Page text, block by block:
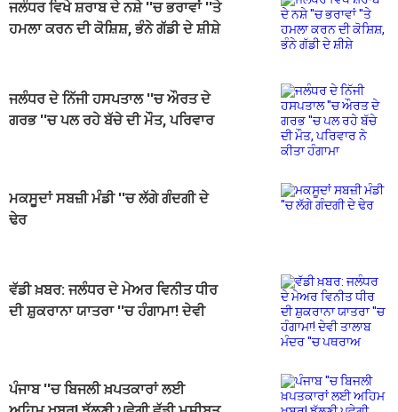
ਜਲੰਧਰ ਵਿਖੇ ਸ਼ਰਾਬ ਦੇ ਨਸ਼ੇ ''ਚ ਭਰਾਵਾਂ ''ਤੇ
ਹਮਲਾ ਕਰਨ ਦੀ ਕੋਸ਼ਿਸ਼, ਭੰਨੇ ਗੱਡੀ ਦੇ ਸ਼ੀਸ਼ੇ
ਜਲੰਧਰ ਦੇ ਨਿੱਜੀ ਹਸਪਤਾਲ ''ਚ ਔਰਤ ਦੇ
ਗਰਭ ''ਚ ਪਲ ਰਹੇ ਬੱਚੇ ਦੀ ਮੌਤ, ਪਰਿਵਾਰ
ਮਕਸੂਦਾਂ ਸਬਜ਼ੀ ਮੰਡੀ ''ਚ ਲੱਗੇ ਗੰਦਗੀ ਦੇ
ਢੇਰ
ਵੱਡੀ ਖ਼ਬਰ: ਜਲੰਧਰ ਦੇ ਮੇਅਰ ਵਿਨੀਤ ਧੀਰ
ਦੀ ਸ਼ੁਕਰਾਨਾ ਯਾਤਰਾ ''ਚ ਹੰਗਾਮਾ! ਦੇਵੀ
ਪੰਜਾਬ ''ਚ ਬਿਜਲੀ ਖ਼ਪਤਕਾਰਾਂ ਲਈ